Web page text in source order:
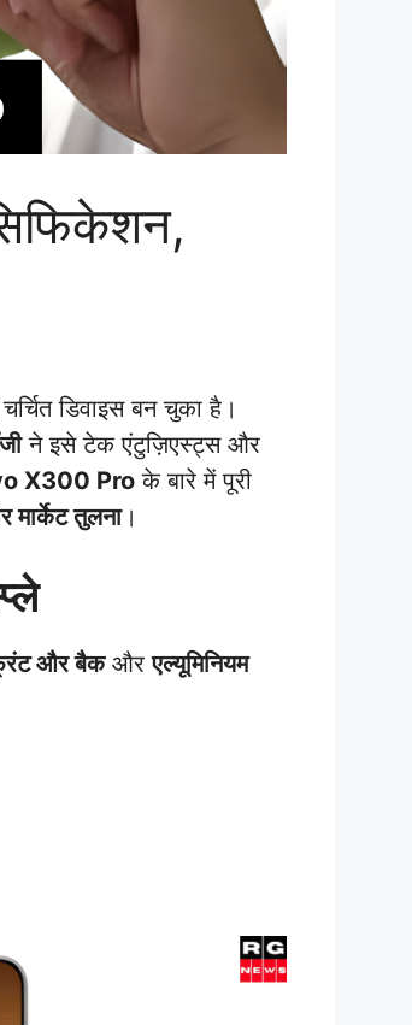
डिवाइस बन चुका है।
ने इसे टेक एंटुज़िएस्ट्स और
X300 Pro के बारे में पूरी
मार्केट तुलना।
और बैकऔरएल्यूमिनियम